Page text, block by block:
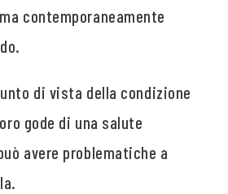
contemporaneamente
di vista della condizione
gode di una salute
avere problematiche a